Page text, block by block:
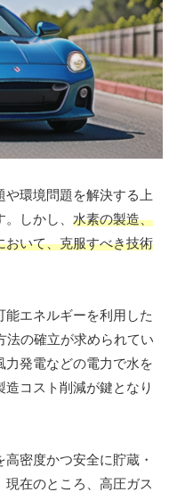
環境問題を解決する上
しかし、 水素の製造、
おいて、克服すべき技術
能エネルギーを利用した
法の確立が求められてい
力発電などの電力で水を
コスト削減が鍵となり
密度かつ安全に貯蔵・
在のところ、高圧ガス